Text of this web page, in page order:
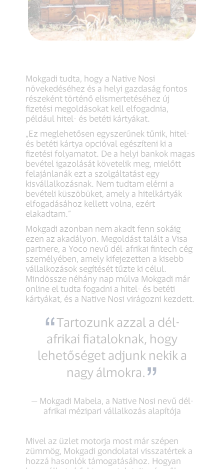
Mokgadi tudta, hogy a Native Nosi
növekedéséhez és a helyi gazdaság fontos
részeként történő elismertetéséhez új
fizetési megoldásokat kell elfogadnia,
például hitel- és betéti kártyákat.
„Ez meglehetősen egyszerűnek tűnik, hitel-
és betéti kártya opcióval egészíteni ki a
fizetési folyamatot. De a helyi bankok magas
bevétel igazolását követelik meg, mielőtt
felajánlanák ezt a szolgáltatást egy
kisvállalkozásnak. Nem tudtam elérni a
bevételi küszöbüket, amely a hitelkártyák
elfogadásához kellett volna, ezért
elakadtam.”
Mokgadi azonban nem akadt fenn sokáig
ezen az akadályon. Megoldást talált a Visa
partnere, a Yoco nevű dél-afrikai fintech cég
személyében, amely kifejezetten a kisebb
vállalkozások segítését tűzte ki célul.
Mindössze néhány nap múlva Mokgadi már
online el tudta fogadni a hitel- és betéti
kártyákat, és a Native Nosi virágozni kezdett.
Tartozunk azzal a dél-
afrikai fiataloknak, hogy
lehetőséget adjunk nekik a
nagy álmokra.
— Mokgadi Mabela, a Native Nosi nevű dél-
afrikai mézipari vállalkozás alapítója
Mivel az üzlet motorja most már szépen
zümmög, Mokgadi gondolatai visszatértek a
hozzá hasonlók támogatásához. Hogyan